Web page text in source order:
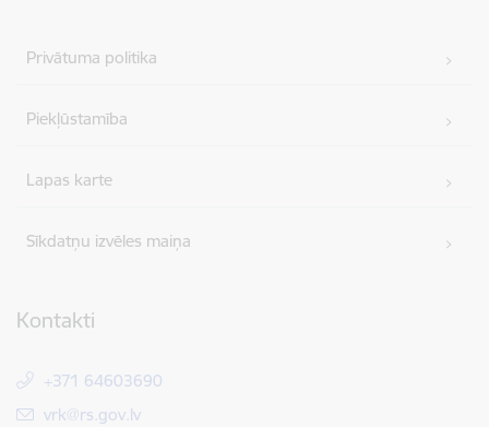
Privātuma politika
Piekļūstamība
Lapas karte
Sīkdatņu izvēles maiņa
Kontakti
+371 64603690
E-pasts:
vrk@rs.gov.lv